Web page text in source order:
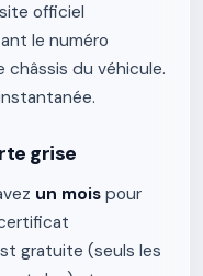
officiel
le numéro
du véhicule.
grise
un mois pour
gratuite (seuls les